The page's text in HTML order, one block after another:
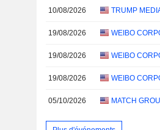
10/08/2026
19/08/2026
19/08/2026
19/08/2026
05/10/2026